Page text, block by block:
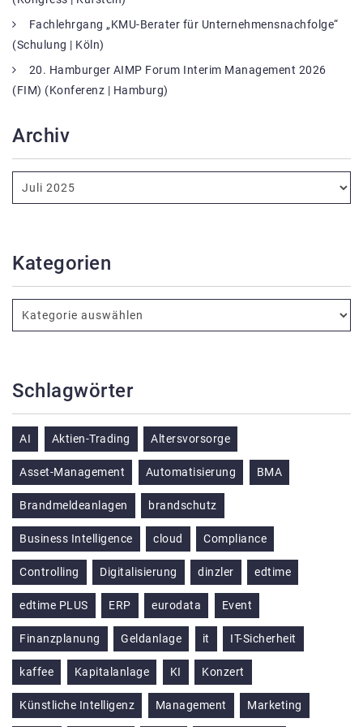
Fachlehrgang „KMU-Berater für Unternehmensnachfolge“
(Schulung | Köln)
20. Hamburger AIMP Forum Interim Management 2026
(FIM) (Konferenz | Hamburg)
Archiv
Kategorien
Schlagwörter
AI Aktien-Trading Altersvorsorge
Asset-Management Automatisierung BMA
Brandmeldeanlagen brandschutz
Business Intelligence cloud Compliance
Controlling Digitalisierung dinzler edtime
edtime PLUS ERP eurodata Event
Finanzplanung Geldanlage it IT-Sicherheit
kaffee Kapitalanlage KI Konzert
Künstliche Intelligenz Management Marketing